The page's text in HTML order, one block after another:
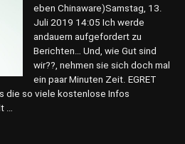
eben Chinaware)Samstag, 13.
Juli 2019 14:05 Ich werde
andauern aufgefordert zu
Berichten… Und, wie Gut sind
wir??, nehmen sie sich doch mal
ein paar Minuten Zeit. EGRET
die so viele kostenlose Infos
…